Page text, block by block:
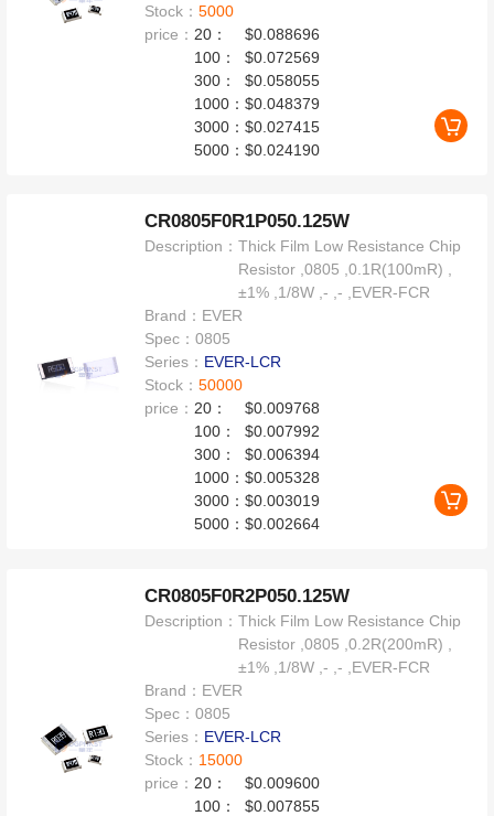
Stock：5000
price： 20：
$0.088696
100：
$0.072569
300：
$0.058055
1000：$0.048379
3000：$0.027415
5000：$0.024190
CR0805F0R1P050.125W
Description：Thick Film Low Resistance Chip
Resistor ,0805 ,0.1R(100mR) ,
±1% ,1/8W ,- ,- ,EVER-FCR
Brand： EVER
Spec：0805
Series： EVER-LCR
Stock：50000
price：20：
$0.009768
100：
$0.007992
300：
$0.006394
1000：$0.005328
3000：$0.003019
5000：$0.002664
CR0805F0R2P050.125W
Description：Thick Film Low Resistance Chip
Resistor ,0805 ,0.2R(200mR) ,
±1% ,1/8W ,- ,- ,EVER-FCR
Brand： EVER
Spec：0805
Series： EVER-LCR
Stock： 15000
price： 20：
$0.009600
100：
$0.007855